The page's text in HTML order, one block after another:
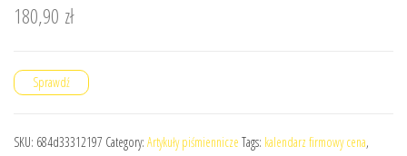
180,90 zł
Sprawdź
SKU: 684d33312197 Category: Artykuły piśmiennicze Tags: kalendarz firmowy cena,